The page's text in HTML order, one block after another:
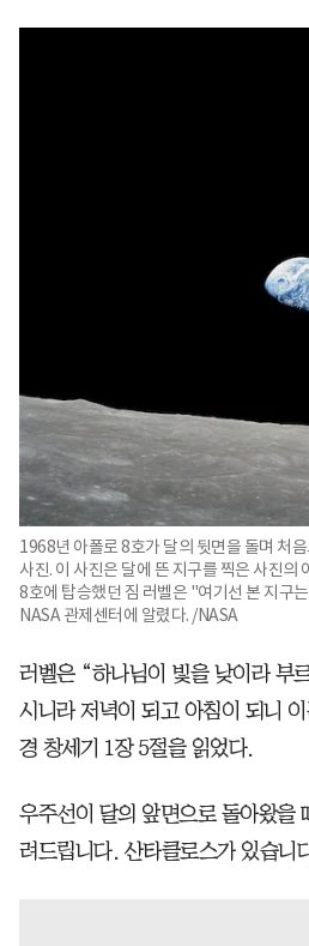
1968년 아폴로 8호가 달의 뒷면을 돌며 처
사진. 이 사진은 달에 뜬 지구를 찍은 사진의
8호에 탑승했던 짐 러벨은 "여기선 본 지구
NASA 관제센터에 알렸다. /NASA
러벨은 “하나님이 빛을 낮이라 부
시니라 저녁이 되고 아침이 되니
경 창세기 1장 5절을 읽었다.
우주선이 달의 앞면으로 돌아왔을
려드립니다. 산타클로스가 있습니